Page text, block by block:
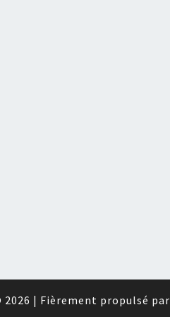
2026 | Fièrement propulsé par